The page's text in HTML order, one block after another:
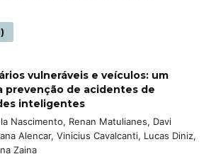
vulneráveis e veículos: um
prevenção de acidentes de
inteligentes
Nascimento, Renan Matulianes, Davi
Alencar, Vinicius Cavalcanti, Lucas Diniz,
Zaina